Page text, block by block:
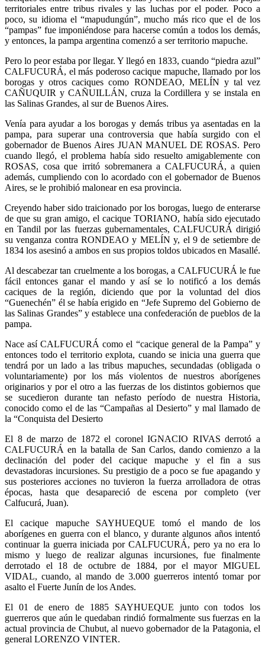
territoriales entre tribus rivales y las luchas por el poder. Poco a
poco, su idioma el “mapudungún”, mucho más rico que el de los
“pampas” fue imponiéndose para hacerse común a todos los demás,
y entonces, la pampa argentina comenzó a ser territorio mapuche.
Pero lo peor estaba por llegar. Y llegó en 1833, cuando “piedra azul”
CALFUCURÁ, el más poderoso cacique mapuche, llamado por los
borogas y otros caciques como RONDEAO, MELÍN y tal vez
CAÑUQUIR y CAÑUILLÁN, cruza la Cordillera y se instala en
las Salinas Grandes, al sur de Buenos Aires.
Venía para ayudar a los borogas y demás tribus ya asentadas en la
pampa, para superar una controversia que había surgido con el
gobernador de Buenos Aires JUAN MANUEL DE ROSAS. Pero
cuando llegó, el problema había sido resuelto amigablemente con
ROSAS, cosa que irritó sobremanera a CALFUCURÁ, a quien
además, cumpliendo con lo acordado con el gobernador de Buenos
Aires, se le prohibió malonear en esa provincia.
Creyendo haber sido traicionado por los borogas, luego de enterarse
de que su gran amigo, el cacique TORIANO, había sido ejecutado
en Tandil por las fuerzas gubernamentales, CALFUCURÁ dirigió
su venganza contra RONDEAO y MELÍN y, el 9 de setiembre de
1834 los asesinó a ambos en sus propios toldos ubicados en Masallé.
Al descabezar tan cruelmente a los borogas, a CALFUCURÁ le fue
fácil entonces ganar el mando y así se lo notificó a los demás
caciques de la región, diciendo que por la voluntad del dios
“Guenechén” él se había erigido en “Jefe Supremo del Gobierno de
las Salinas Grandes” y establece una confederación de pueblos de la
pampa.
Nace así CALFUCURÁ como el “cacique general de la Pampa” y
entonces todo el territorio explota, cuando se inicia una guerra que
tendrá por un lado a las tribus mapuches, secundadas (obligada o
voluntariamente) por los más violentos de nuestros aborígenes
originarios y por el otro a las fuerzas de los distintos gobiernos que
se sucedieron durante tan nefasto período de nuestra Historia,
conocido como el de las “Campañas al Desierto” y mal llamado de
la “Conquista del Desierto
El 8 de marzo de 1872 el coronel IGNACIO RIVAS derrotó a
CALFUCURÁ en la batalla de San Carlos, dando comienzo a la
declinación del poder del cacique mapuche y el fin a sus
devastadoras incursiones. Su prestigio de a poco se fue apagando y
sus posteriores acciones no tuvieron la fuerza arrolladora de otras
épocas, hasta que desapareció de escena por completo (ver
Calfucurá, Juan).
El cacique mapuche SAYHUEQUE tomó el mando de los
aborígenes en guerra con el blanco, y durante algunos años intentó
continuar la guerra iniciada por CALFUCURÁ, pero ya no era lo
mismo y luego de realizar algunas incursiones, fue finalmente
derrotado el 18 de octubre de 1884, por el mayor MIGUEL
VIDAL, cuando, al mando de 3.000 guerreros intentó tomar por
asalto el Fuerte Junín de los Andes.
El 01 de enero de 1885 SAYHUEQUE junto con todos los
guerreros que aún le quedaban rindió formalmente sus fuerzas en la
actual provincia de Chubut, al nuevo gobernador de la Patagonia, el
general LORENZO VINTER.